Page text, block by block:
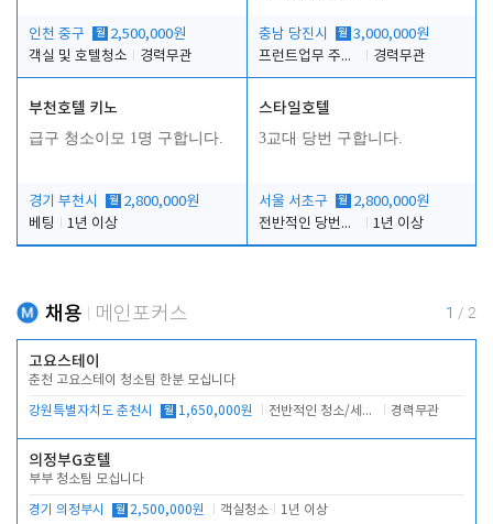
인천 중구 월 2,500,000원
객실 및 호텔청소
경력무관
충남 당진시 월 3,000,000원
프런트업무 주간, 야간
경력무관
부천호텔 키노
급구 청소이모 1명 구합니다.
경기 부천시 월 2,800,000원
베팅
1년 이상
스타일호텔
3교대 당번 구합니다.
서울 서초구 월 2,800,000원
전반적인 당번업무
1년 이상
채용 메인포커스 1 / 2
고요스테이
춘천 고요스테이 청소팀 한분 모십니다
강원특별자치도 춘천시 월 1,650,000원 전반적인 청소/세탁업무 경력무관
의정부G호텔
부부 청소팀 모십니다
경기 의정부시 월 2,500,000원 객실청소 1년 이상